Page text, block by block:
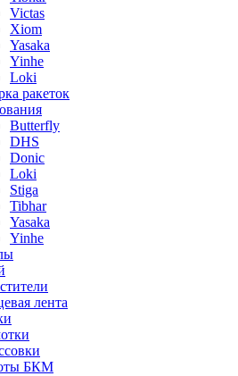
Victas
Xiom
Yasaka
Yinhe
Loki
ракеток
Butterfly
DHS
Donic
Loki
Stiga
Tibhar
Yasaka
Yinhe
лента
БКМ